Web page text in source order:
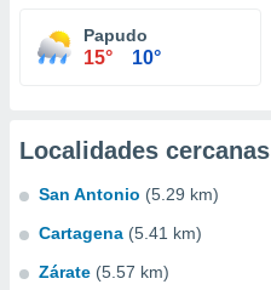
Papudo
15° 10°
Localidades cercanas
San Antonio (5.29 km)
Cartagena (5.41 km)
Zárate (5.57 km)